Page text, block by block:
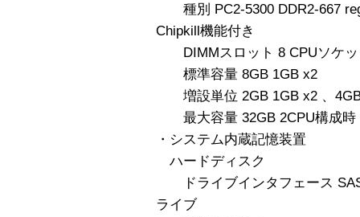
種別 PC2-5300 DDR2-667
Chipkill機能付き
DIMMスロット 8 CPUソケッ
標準容量 8GB 1GB x2
増設単位 2GB 1GB x2 、4GB
最大容量 32GB 2CPU構成時
・システム内蔵記憶装置
ハードディスク
ドライブインタフェース
ライブ